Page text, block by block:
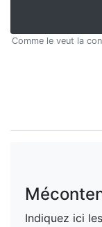
Comme le veut la
Indiquez ici